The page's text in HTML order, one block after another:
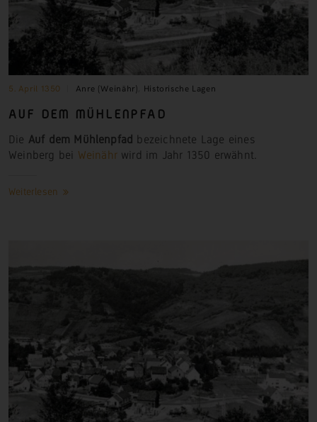
5. April 1350 Anre (Weinähr) Historische Lagen
AUF DEM MÜHLENPFAD
Die Auf dem Mühlenpfad bezeichnete Lage eines
Weinberg bei Weinähr wird im Jahr 1350 erwähnt.
Weiterlesen